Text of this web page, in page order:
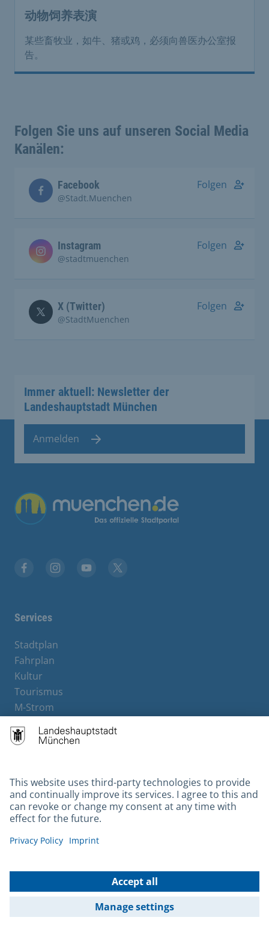
动物饲养表演
某些畜牧业，如牛、猪或鸡，必须向兽医办公室报
告。
Folgen Sie uns auf unseren Social Media
Kanälen:
Facebook
@Stadt.Muenchen
Folgen
Instagram
@stadtmuenchen
Folgen
X (Twitter)
@StadtMuenchen
Folgen
Immer aktuell: Newsletter der
Landeshauptstadt München
Anmelden
Übergreifende Links
Services
Stadtplan
Fahrplan
Kultur
Tourismus
M-Strom
Hotels
Contact
Barrierefreiheit
Leichte Sprache
Gebärdensprache
Kontakt